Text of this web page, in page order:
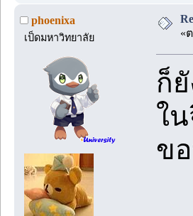
phoenixa
เป็ดมหาวิทยาลัย
«
ก็
ใ
ข